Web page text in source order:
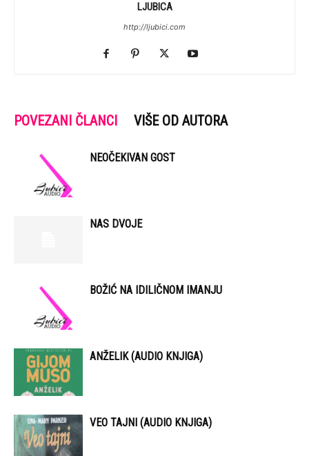
LJUBICA
http://ljubici.com
POVEZANI ČLANCI VIŠE OD AUTORA
NEOČEKIVAN GOST
NAS DVOJE
BOŽIĆ NA IDILIČNOM IMANJU
ANŽELIK (AUDIO KNJIGA)
VEO TAJNI (AUDIO KNJIGA)